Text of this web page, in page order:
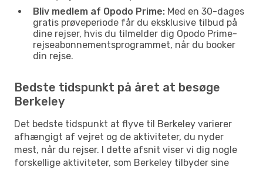
Bliv medlem af Opodo Prime: Med en 30-dages
gratis prøveperiode får du eksklusive tilbud på
dine rejser, hvis du tilmelder dig Opodo Prime-
rejseabonnementsprogrammet, når du booker
din rejse.
Bedste tidspunkt på året at besøge
Berkeley
Det bedste tidspunkt at flyve til Berkeley varierer
afhængigt af vejret og de aktiviteter, du nyder
mest, når du rejser. I dette afsnit viser vi dig nogle
forskellige aktiviteter, som Berkeley tilbyder sine